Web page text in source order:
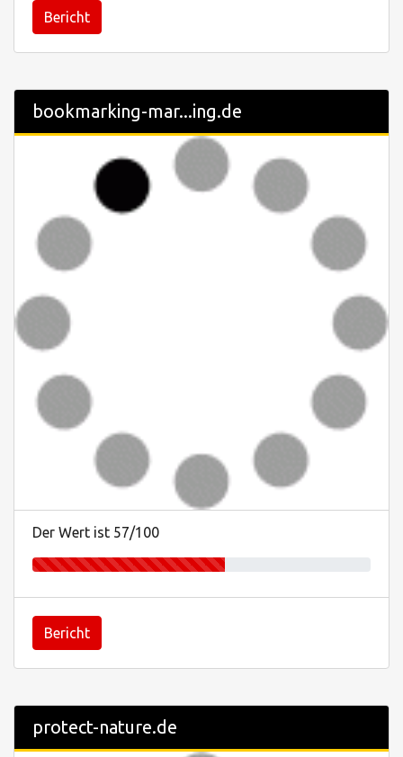
Bericht
bookmarking-mar...ing.de
Der Wert ist 57/100
Bericht
protect-nature.de